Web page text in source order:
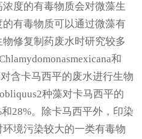
度的有毒物质会对微藻生
有毒物质可以通过微藻有
修复制药废水时研究较多
和
对含卡马西平的废水进行生物
种藻对卡马西平的
28%。除卡马西平外，印染
境污染较大的一类有毒物